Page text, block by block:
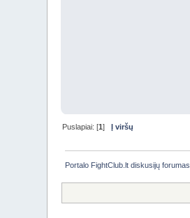
Puslapiai: [1]Į viršų
Portalo FightClub.lt diskusijų forumas